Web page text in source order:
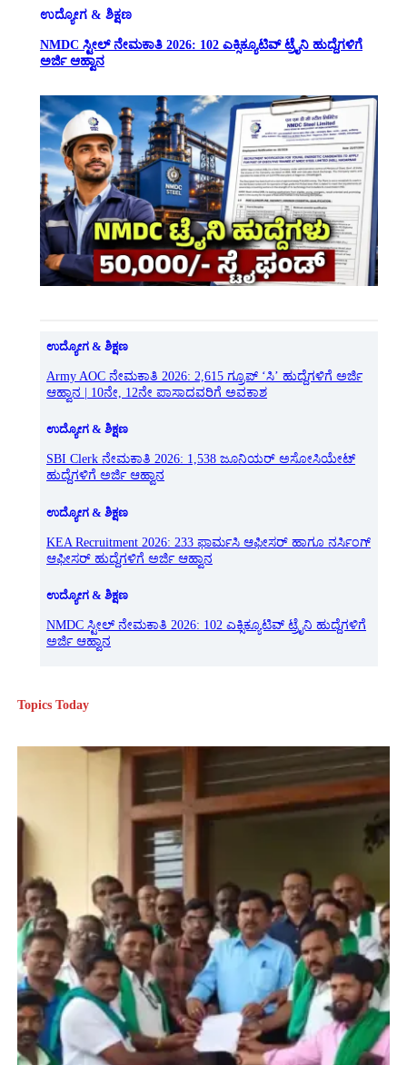
ಉದ್ಯೋಗ & ಶಿಕ್ಷಣ
NMDC ಸ್ಟೀಲ್ ನೇಮಕಾತಿ 2026: 102 ಎಕ್ಸಿಕ್ಯೂಟಿವ್ ಟ್ರೈನಿ ಹುದ್ದೆಗಳಿಗೆ
ಅರ್ಜಿ ಆಹ್ವಾನ
ಉದ್ಯೋಗ & ಶಿಕ್ಷಣ
Army AOC ನೇಮಕಾತಿ 2026: 2,615 ಗ್ರೂಪ್ ‘ಸಿ’ ಹುದ್ದೆಗಳಿಗೆ ಅರ್ಜಿ
ಆಹ್ವಾನ | 10ನೇ, 12ನೇ ಪಾಸಾದವರಿಗೆ ಅವಕಾಶ
ಉದ್ಯೋಗ & ಶಿಕ್ಷಣ
SBI Clerk ನೇಮಕಾತಿ 2026: 1,538 ಜೂನಿಯರ್ ಅಸೋಸಿಯೇಟ್
ಹುದ್ದೆಗಳಿಗೆ ಅರ್ಜಿ ಆಹ್ವಾನ
ಉದ್ಯೋಗ & ಶಿಕ್ಷಣ
KEA Recruitment 2026: 233 ಫಾರ್ಮಸಿ ಆಫೀಸರ್ ಹಾಗೂ ನರ್ಸಿಂಗ್
ಆಫೀಸರ್ ಹುದ್ದೆಗಳಿಗೆ ಅರ್ಜಿ ಆಹ್ವಾನ
ಉದ್ಯೋಗ & ಶಿಕ್ಷಣ
NMDC ಸ್ಟೀಲ್ ನೇಮಕಾತಿ 2026: 102 ಎಕ್ಸಿಕ್ಯೂಟಿವ್ ಟ್ರೈನಿ ಹುದ್ದೆಗಳಿಗೆ
ಅರ್ಜಿ ಆಹ್ವಾನ
Topics Today